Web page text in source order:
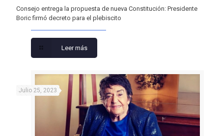
Consejo entrega la propuesta de nueva Constitución: Presidente
Boric firmó decreto para el plebiscito
Leer más
Julio 25, 2023